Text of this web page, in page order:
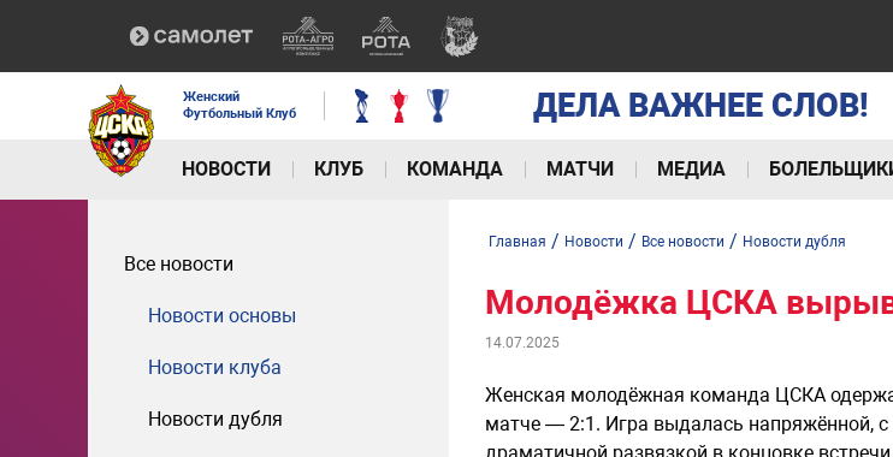
Женский
Футбольный Клуб
ДЕЛА ВАЖНЕЕ СЛОВ!
НОВОСТИ КЛУБ КОМАНДА МАТЧИ МЕДИА
Все новости
Новости основы
Новости клуба
Новости дубля
Главная / Новости / Все новости / Новости дубля
Молодёжка ЦСКА
14.07.2025
Женская молодёжная команда ЦСКА
матче — 2:1. Игра выдалась напряжённой,